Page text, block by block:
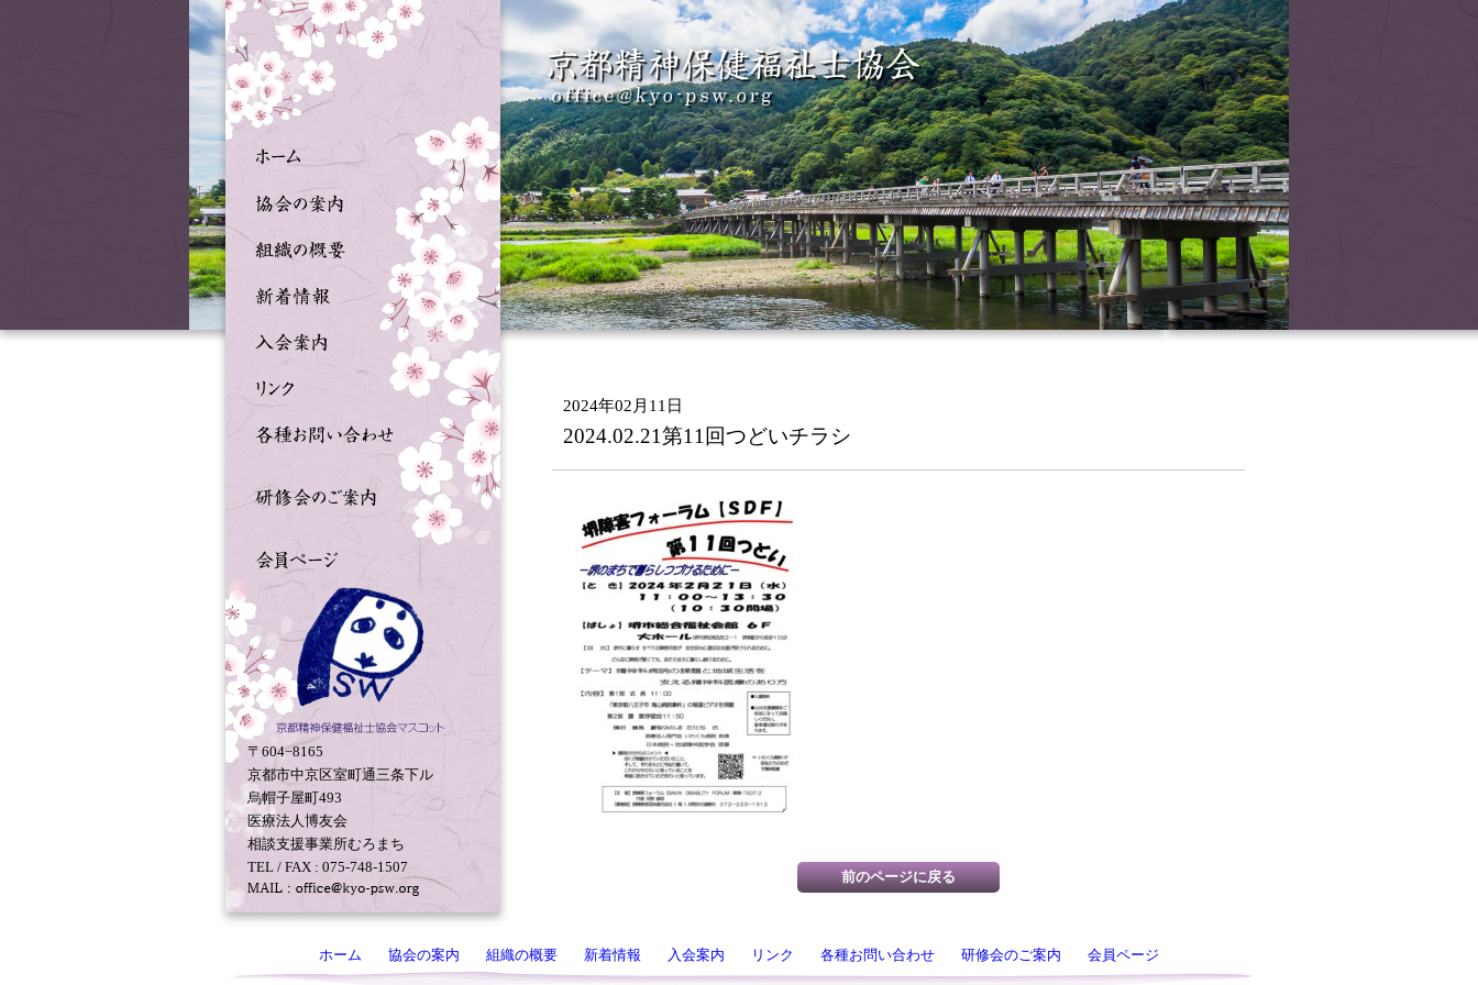
〒604−8165
京都市中京区室町通三条下ル
烏帽子屋町493
医療法人博友会
相談支援事業所むろまち
TEL / FAX : 075-748-1507
2024年02月11日
2024.02.21第11回つどいチラシ
ホーム 協会の案内 組織の概要 新着情報 入会案内 リンク 各種お問い合わせ 研修会のご案内 会員ページ